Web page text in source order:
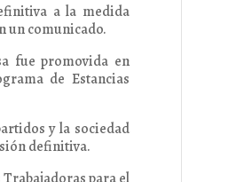
a la medida
un comunicado.
fue promovida en
de Estancias
y la sociedad
definitiva.